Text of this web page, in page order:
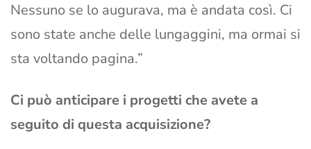
Nessuno se lo augurava, ma è andata così. Ci
sono state anche delle lungaggini, ma ormai si
sta voltando pagina.”
Ci può anticipare i progetti che avete a
seguito di questa acquisizione?